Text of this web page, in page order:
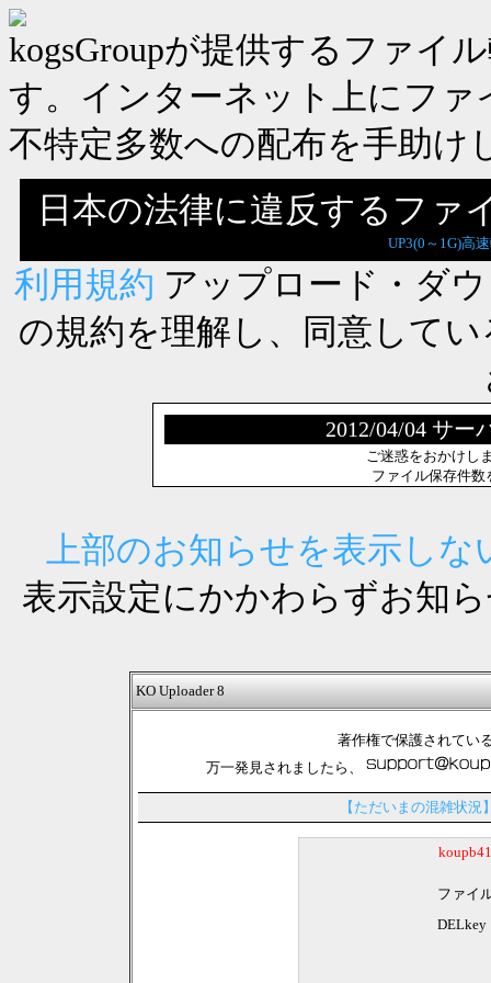
kogsGroupが提供するファイ
す。インターネット上にフ
不特定多数への配布を手助け
日本の法律に違反するファ
UP3(0～1G)高
利用規約 アップロード・ダ
の規約を理解し、同意して
2012/04/04 サー
ご迷惑をおかけし
ファイル保存件
上部のお知らせを表示しな
表示設定にかかわらずお知
KO Uploader 8
著作権で保護されてい
万一発見されましたら、
【ただいまの混雑状況
ファイ
DELkey